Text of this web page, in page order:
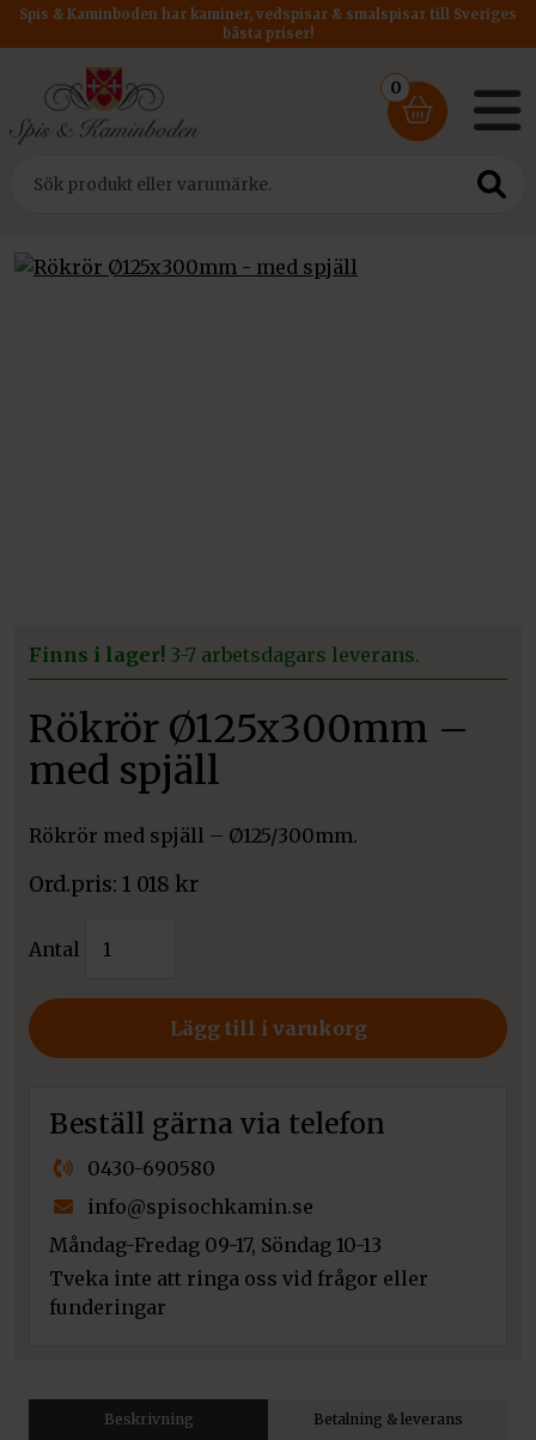
Spis & Kaminboden har kaminer, vedspisar & smalspisar till Sveriges
bästa priser!
0
Finns i lager! 3-7 arbetsdagars leverans.
Rökrör Ø125x300mm –
med spjäll
Rökrör med spjäll – Ø125/300mm.
1 018 kr
Antal
Ø125x300mm
Lägg till i varukorg
Beställ gärna via telefon
0430-690580
info@spisochkamin.se
Måndag-Fredag 09-17, Söndag 10-13
Tveka inte att ringa oss vid frågor eller
funderingar
Beskrivning Betalning & leverans